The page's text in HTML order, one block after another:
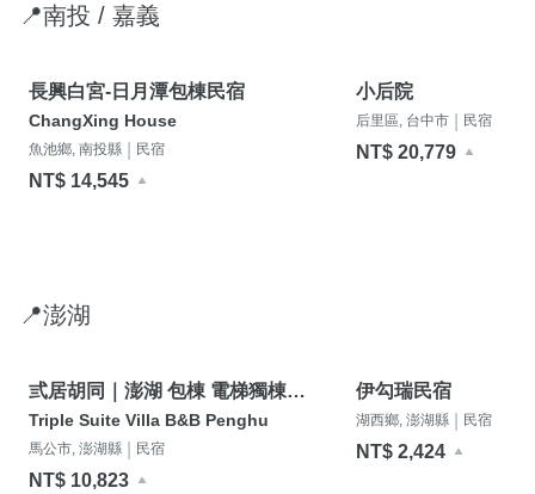
📍南投 / 嘉義
長興白宮-日月潭包棟民宿
ChangXing House
魚池鄉, 南投縣 民宿
NT$ 14,545
小后院
后里區, 台中市 民宿
NT$ 20,779
📍澎湖
弎居胡同｜澎湖 包棟 電梯獨棟民
宿
Triple Suite Villa B&B Penghu
馬公市, 澎湖縣 民宿
NT$ 10,823
伊勾瑞民宿
湖西鄉, 澎湖縣 民宿
NT$ 2,424